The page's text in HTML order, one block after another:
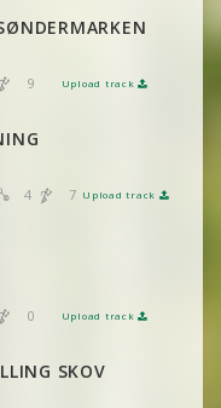
9 Upload track
4 7 Upload track
0 Upload track
SKOV